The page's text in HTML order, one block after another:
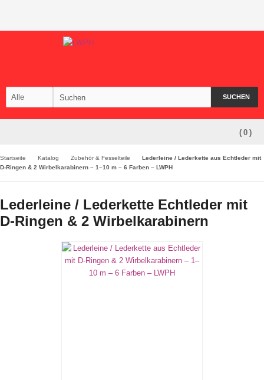
SUCHEN
( 0 )
Startseite Katalog Zubehör & Fesselteile
Lederleine / Lederkette aus Echtleder mit
D-Ringen & 2 Wirbelkarabinern – 1–10 m – 6 Farben – LWPH
Lederleine / Lederkette Echtleder mit
D-Ringen & 2 Wirbelkarabinern